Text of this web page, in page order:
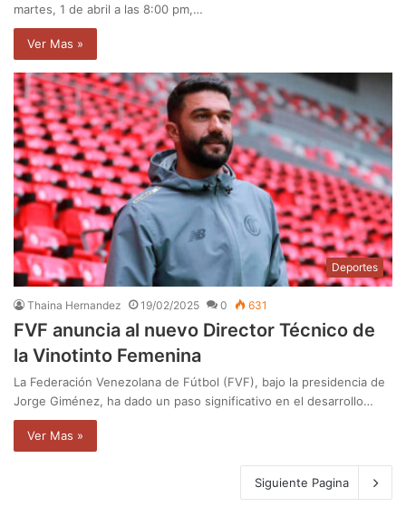
martes, 1 de abril a las 8:00 pm,…
Ver Mas »
Deportes
Thaina Hernandez 19/02/2025 0 631
FVF anuncia al nuevo Director Técnico de
la Vinotinto Femenina
La Federación Venezolana de Fútbol (FVF), bajo la presidencia de
Jorge Giménez, ha dado un paso significativo en el desarrollo…
Ver Mas »
Siguiente Pagina